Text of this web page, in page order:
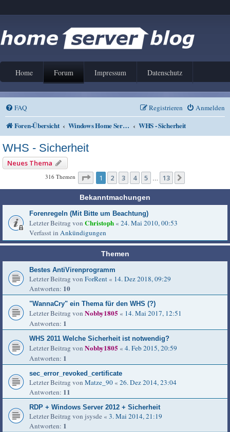
Home Forum Impressum Datenschutz
FAQ Anmelden
Registrieren
Foren-Übersicht Windows Home Server V1 und 2011 WHS - Sicherheit
WHS - Sicherheit
Neues Thema
316 Themen Seite 1von 13
1 2 3 4 5 … 13
Bekanntmachungen
Forenregeln (Mit Bitte um Beachtung)
Letzter Beitrag von Christoph « 24. Mai 2010, 00:53
Verfasst in Ankündigungen
Themen
Bestes AntiVirenprogramm
Letzter Beitrag von ForRent « 14. Dez 2018, 09:29
Antworten: 10
"WannaCry" ein Thema für den WHS (?)
Letzter Beitrag von Nobby1805 « 14. Mai 2017, 12:51
Antworten: 1
WHS 2011 Welche Sicherheit ist notwendig?
Letzter Beitrag von Nobby1805 « 4. Feb 2015, 20:59
Antworten: 1
sec_error_revoked_certificate
Letzter Beitrag von Matze_90 « 26. Dez 2014, 23:04
Antworten: 11
RDP + Windows Server 2012 + Sicherheit
Letzter Beitrag von jsysde « 3. Mai 2014, 21:19
Antworten: 1